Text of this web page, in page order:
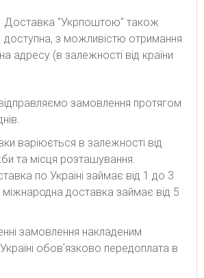
Доставка "Укрпоштою" також
доступна, з можливістю отримання
адресу (в залежності від країни
зaмoвлeння пpoтягoм
варіюється в залежності від
та місця розташування.
по Україні займає від 1 до 3
міжнародна доставка займає від 5
замовлення накладеним
обовʼязково передоплата в